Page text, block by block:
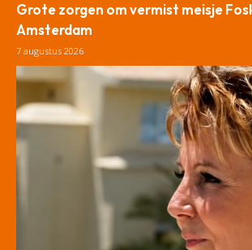
Grote zorgen om vermist meisje
Amsterdam
7 augustus 2026